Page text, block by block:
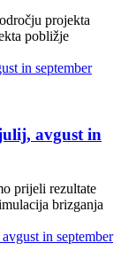
projekta
pobližje
avgust in
prijeli rezultate
brizganja